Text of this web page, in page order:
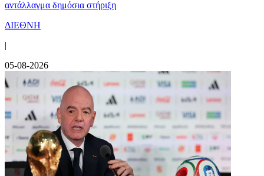
αντάλλαγμα δημόσια στήριξη
ΔΙΕΘΝΗ
|
05-08-2026